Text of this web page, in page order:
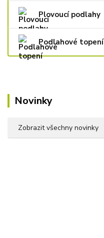
Plovoucí podlahy
Podlahové topení
Novinky
Zobrazit všechny novinky